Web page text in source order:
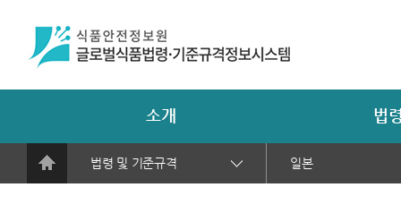
소개 법
법령 및 기준규격 일본